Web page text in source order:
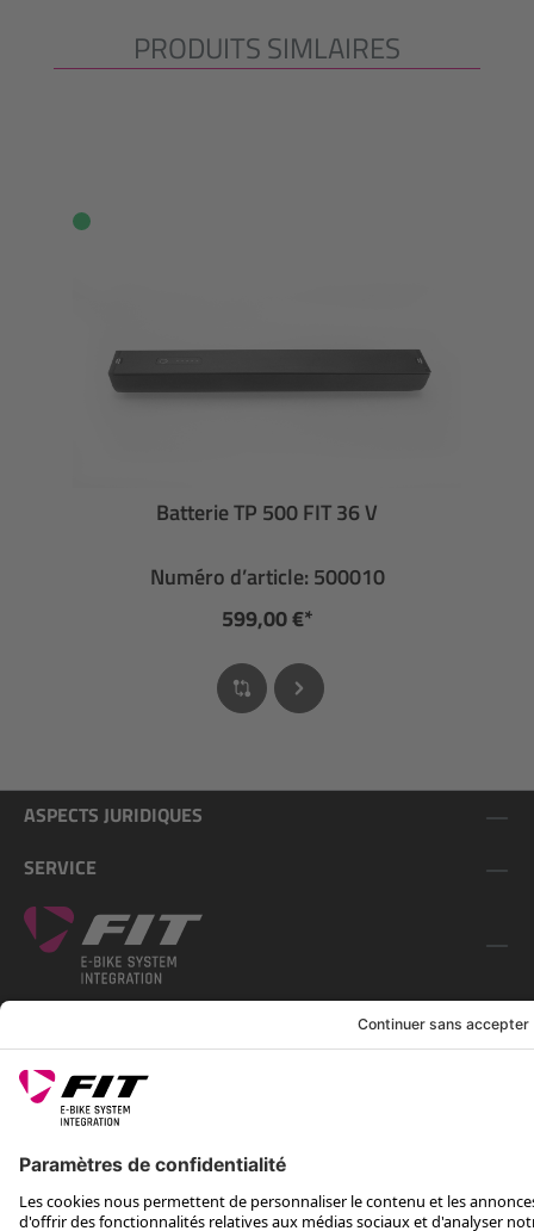
Ignorer la galerie de produits
PRODUITS SIMLAIRES
Batterie TP 500 FIT 36 V
Numéro d’article: 500010
599,00 €*
ASPECTS JURIDIQUES
SERVICE
SUIS-NOUS SUR
*Prix conseillé avec TVA. Hors frais de transport
Rotax Bike Technology AG © 2025